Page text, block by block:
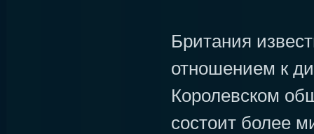
Британия
отношением к
Королевском
состоит более